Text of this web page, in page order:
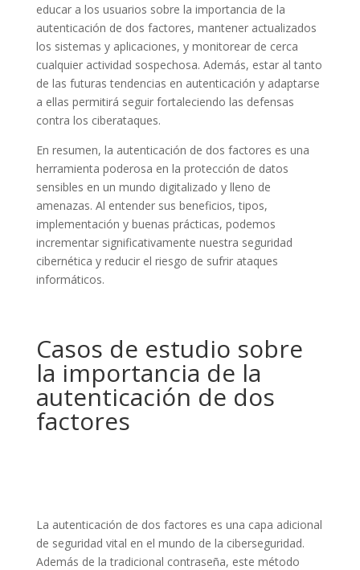
educar a los usuarios sobre la importancia de la
autenticación de dos factores, mantener actualizados
los sistemas y aplicaciones, y monitorear de cerca
cualquier actividad sospechosa. Además, estar al tanto
de las futuras tendencias en autenticación y adaptarse
a ellas permitirá seguir fortaleciendo las defensas
contra los ciberataques.
En resumen, la autenticación de dos factores es una
herramienta poderosa en la protección de datos
sensibles en un mundo digitalizado y lleno de
amenazas. Al entender sus beneficios, tipos,
implementación y buenas prácticas, podemos
incrementar significativamente nuestra seguridad
cibernética y reducir el riesgo de sufrir ataques
informáticos.
Casos de estudio sobre
la importancia de la
autenticación de dos
factores
La autenticación de dos factores es una capa adicional
de seguridad vital en el mundo de la ciberseguridad.
Además de la tradicional contraseña, este método